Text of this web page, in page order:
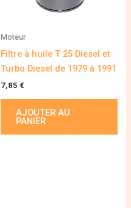
Moteur
Filtre à huile T 25 Diesel et
Turbo Diesel de 1979 à 1991
7,85 €
AJOUTER AU
PANIER